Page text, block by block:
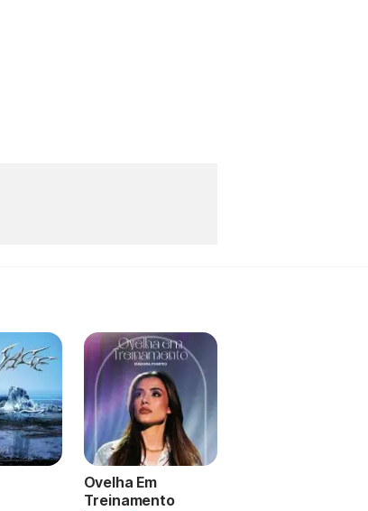
Ovelha Em
Treinamento